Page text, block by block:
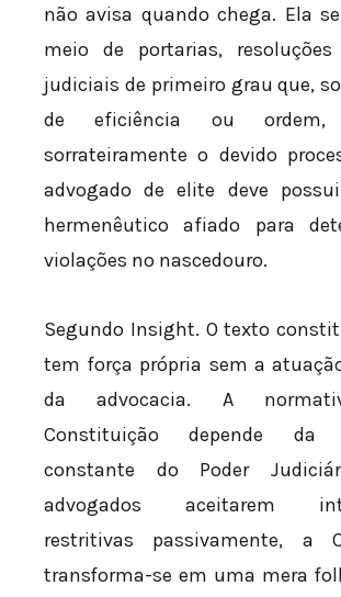
não avisa quando chega. Ela
meio de portarias,
judiciais de primeiro grau que,
de eficiência ou ordem,
sorrateiramente o devido
advogado de elite deve
hermenêutico afiado para
violações no nascedouro.
Segundo Insight. O texto
tem força própria sem a
da advocacia. A
Constituição depende da
constante do Poder
advogados aceitarem
restritivas passivamente, a
transforma-se em uma mera